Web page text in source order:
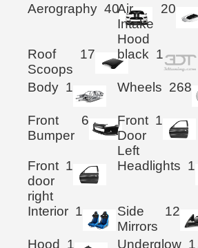
Aerography 40Air
Intake
Hood
20
Roof
Scoops
17 black 1
Body 1 Wheels 268
Front
Bumper
6
Front
Door
Left
1
Front
door
right
1 Headlights 1
Interior 1
Side
Mirrors
12
Hood 1 Underglow 1